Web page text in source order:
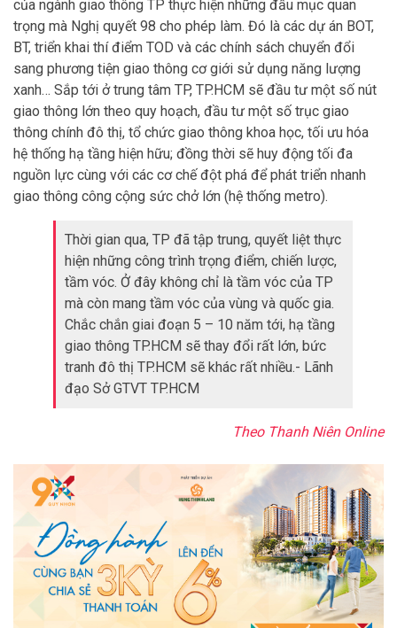
của ngành giao thông TP thực hiện những đầu mục quan
trọng mà Nghị quyết 98 cho phép làm. Đó là các dự án BOT,
BT, triển khai thí điểm TOD và các chính sách chuyển đổi
sang phương tiện giao thông cơ giới sử dụng năng lượng
xanh… Sắp tới ở trung tâm TP, TP.HCM sẽ đầu tư một số nút
giao thông lớn theo quy hoạch, đầu tư một số trục giao
thông chính đô thị, tổ chức giao thông khoa học, tối ưu hóa
hệ thống hạ tầng hiện hữu; đồng thời sẽ huy động tối đa
nguồn lực cùng với các cơ chế đột phá để phát triển nhanh
giao thông công cộng sức chở lớn (hệ thống metro).
Thời gian qua, TP đã tập trung, quyết liệt thực
hiện những công trình trọng điểm, chiến lược,
tầm vóc. Ở đây không chỉ là tầm vóc của TP
mà còn mang tầm vóc của vùng và quốc gia.
Chắc chắn giai đoạn 5 – 10 năm tới, hạ tầng
giao thông TP.HCM sẽ thay đổi rất lớn, bức
tranh đô thị TP.HCM sẽ khác rất nhiều.- Lãnh
đạo Sở GTVT TP.HCM
Theo Thanh Niên Online